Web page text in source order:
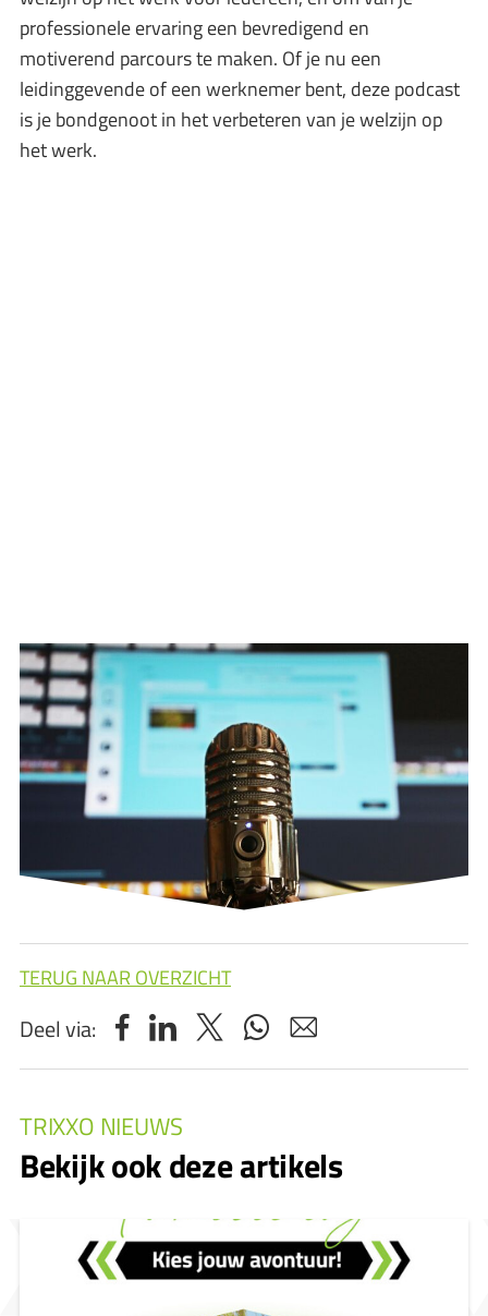
professionele ervaring een bevredigend en
motiverend parcours te maken. Of je nu een
leidinggevende of een werknemer bent, deze podcast
is je bondgenoot in het verbeteren van je welzijn op
het werk.
TERUG NAAR OVERZICHT
Deel via:
TRIXXO NIEUWS
Bekijk ook deze artikels